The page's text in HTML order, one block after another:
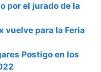
por el jurado de la
vuelve para la Feria
Postigo en los